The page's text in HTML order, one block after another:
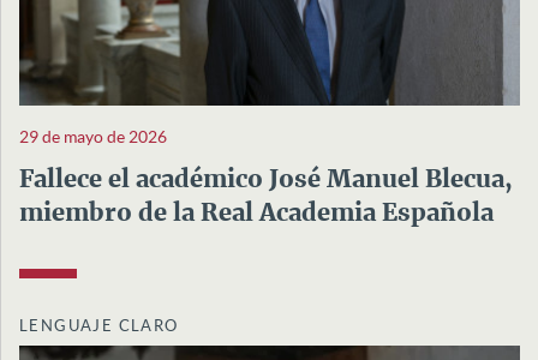
29 de mayo de 2026
Fallece el académico José Manuel Blecua,
miembro de la Real Academia Española
LENGUAJE CLARO